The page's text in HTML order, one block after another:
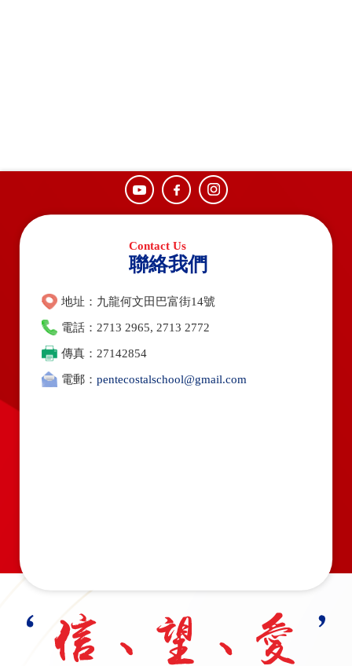
聯絡我們
地址：九龍何文田巴富街14號
電話：2713 2965, 2713 2772
傳真：27142854
電郵： pentecostalschool@gmail.com